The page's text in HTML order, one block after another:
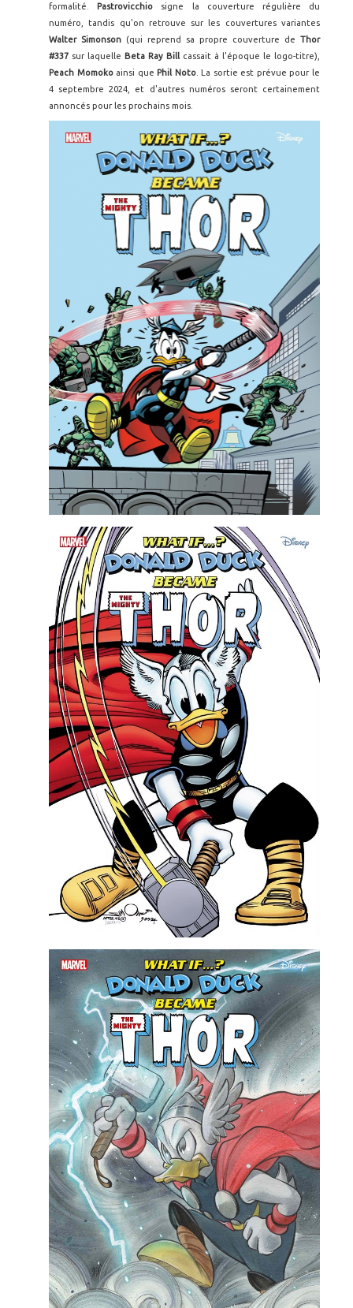
formalité.
Pastrovicchio signe la couverture régulière du
numéro, tandis qu'on retrouve sur les couvertures variantes
Walter Simonson (qui reprend sa propre couverture de Thor
#337 sur laquelle Beta Ray Bill cassait à l'époque le logo-titre),
Peach Momoko ainsi que Phil Noto. La sortie est prévue pour le
4 septembre 2024, et d'autres numéros seront certainement
annoncés pour les prochains mois.